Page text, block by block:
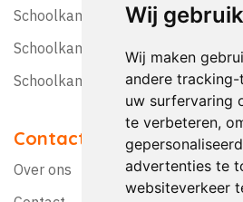
Wij
Wij maken
andere
uw surfervaring
te verbeteren,
advertenties te
websiteverkeer
Schoolkamp Nederland
Schoolkamp België
Schoolkamptips
Contact
Over ons